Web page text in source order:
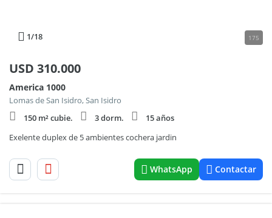
1/18 175
USD 310.000
America 1000
Lomas de San Isidro, San Isidro
150 m² cubie.
3 dorm.
15 años
Exelente duplex de 5 ambientes cochera jardin
WhatsApp Contactar